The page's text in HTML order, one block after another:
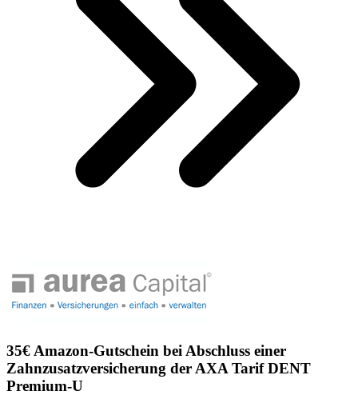
35€ Amazon-Gutschein bei Abschluss einer
Zahnzusatzversicherung der AXA Tarif DENT
Premium-U